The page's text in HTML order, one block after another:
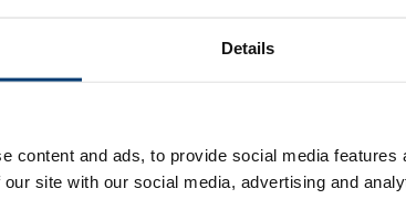
Details
content and ads, to provide social media
site with our social media, advertising and
i fonden.